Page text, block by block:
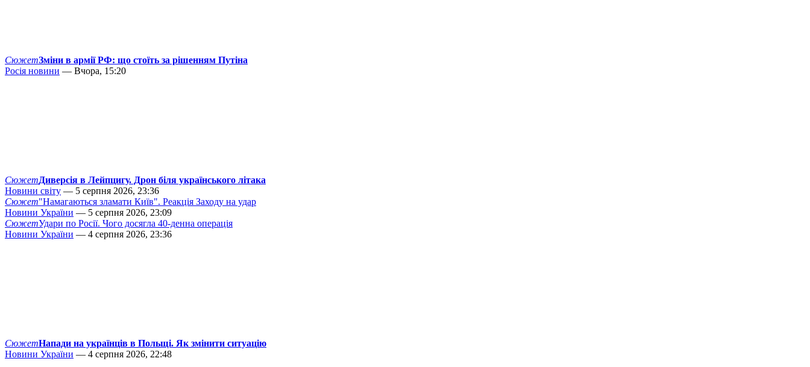
СюжетЗміни в армії РФ: що стоїть за рішенням Путіна
Росія новини — Вчора, 15:20
СюжетДиверсія в Лейпцигу. Дрон біля українського літака
Новини світу — 5 серпня 2026, 23:36
Сюжет"Намагаються зламати Київ". Реакція Заходу на удар
Новини України — 5 серпня 2026, 23:09
СюжетУдари по Росії. Чого досягла 40-денна операція
Новини України — 4 серпня 2026, 23:36
СюжетНапади на українців в Польщі. Як змінити ситуацію
Новини України — 4 серпня 2026, 22:48